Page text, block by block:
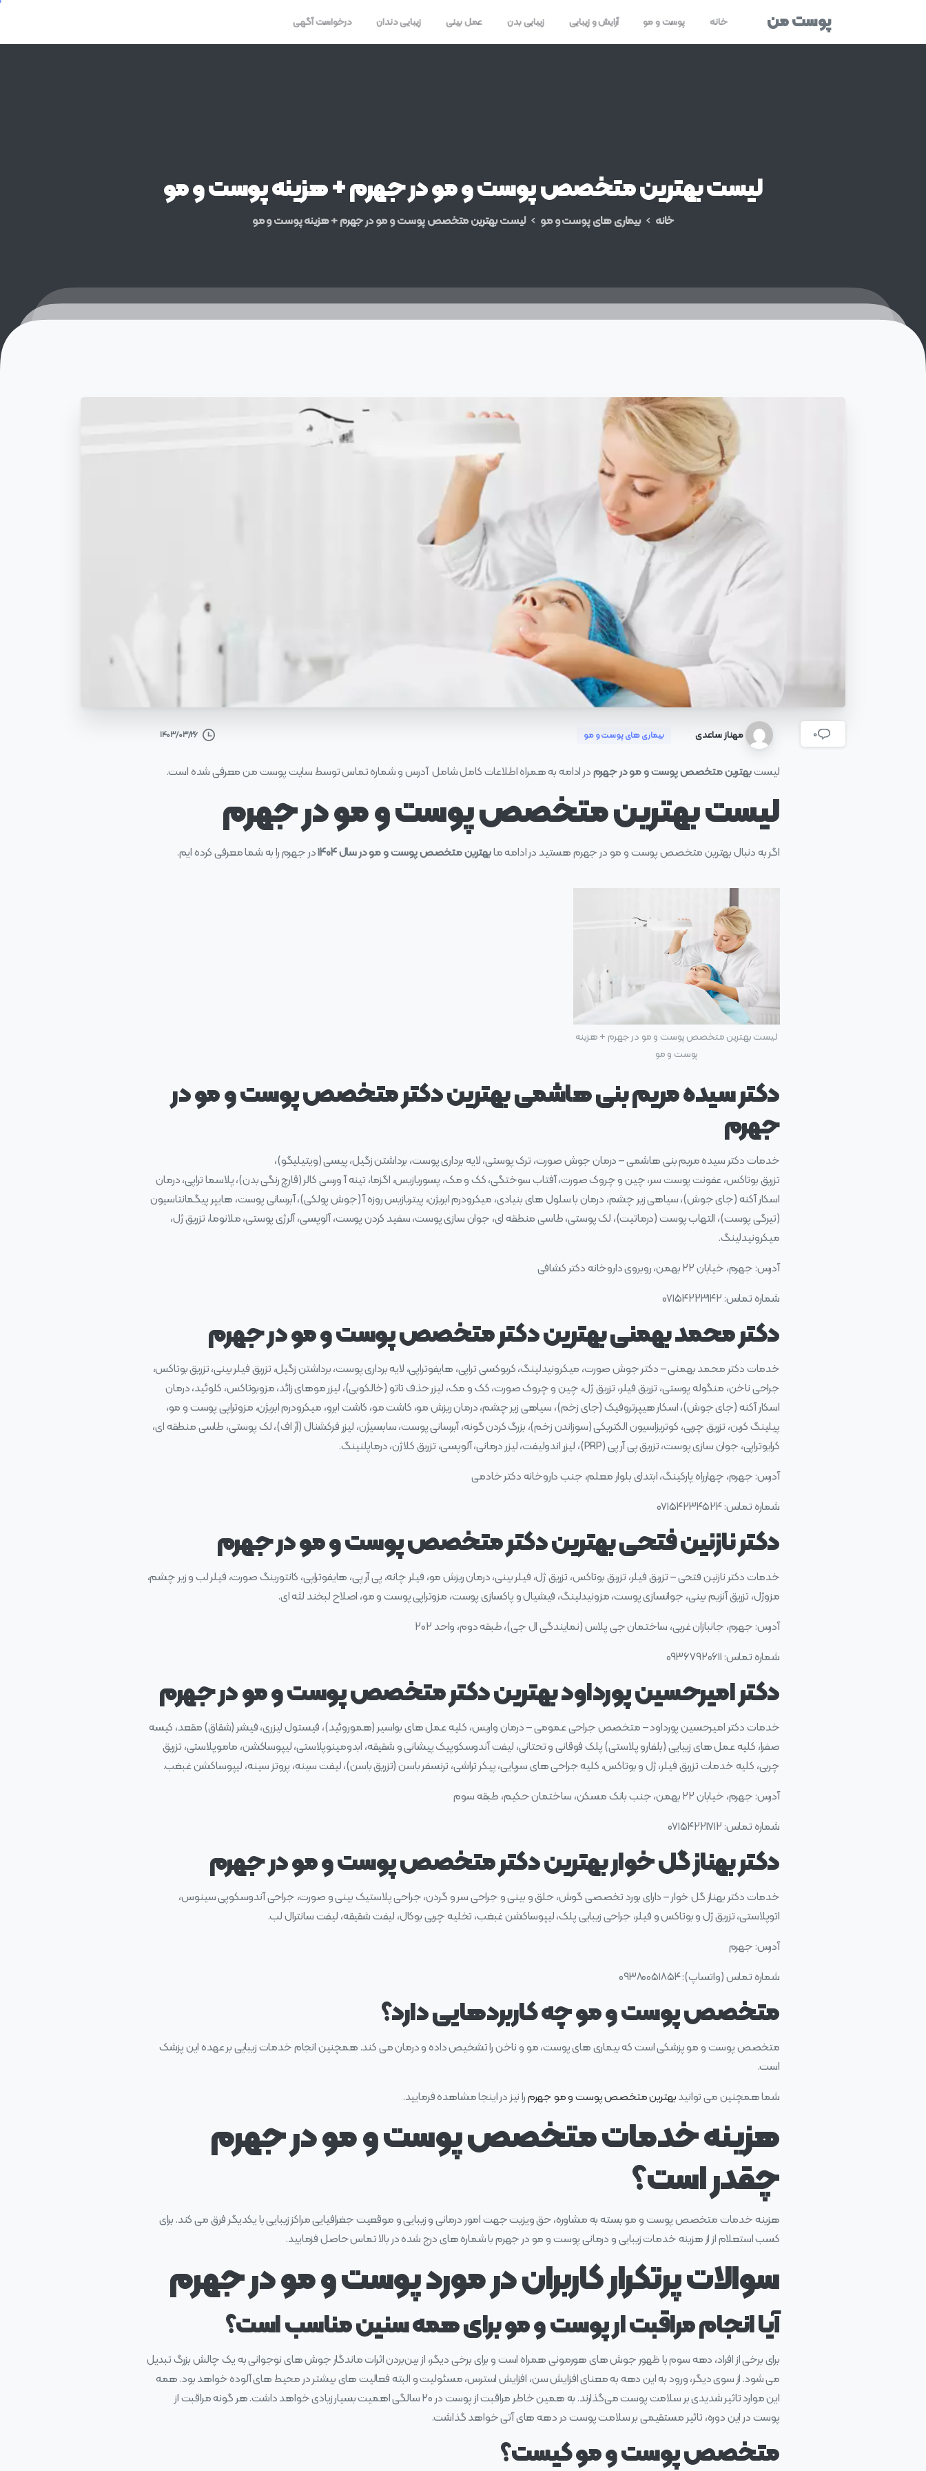
پوست من خانه پوست و مو آرایش و زیبایی زیبایی بدن عمل بینی زیبایی دندان درخواست آگهی
لیستبهترینمتخصصپوستومودرجهرم+هزینهپوستومو
خانه بیماری های پوست و مو لیست بهترین متخصص پوست و مو در جهرم + هزینه پوست و مو
0 مهناز ساعدی بیماری های پوست و مو ۱۴۰۳/۰۳/۲۶
لیستبهترین متخصص پوست و مو در جهرمدر ادامه به همراه اطلاعات کامل شامل آدرس و شماره تماس توسط سایت پوست من معرفی شده است.
لیست بهترین متخصص پوست و مو در جهرم
اگر به دنبال بهترین متخصص پوست و مو در جهرم هستید در ادامه مابهترینمتخصص پوست و مو در سال ۱۴۰۴ در جهرم را به شما معرفی کرده ایم.
لیست بهترین متخصص پوست و مو در جهرم + هزینه
پوست و مو
دکتر سیده مریم بنی هاشمی بهترین دکتر متخصص پوست و مو در
جهرم
خدمات دکتر سیده مریم بنی هاشمی – درمان جوش صورت، ترک پوستی، لایه برداری پوست، برداشتن زگیل، پیسی (ویتیلیگو)،
تزریق بوتاکس، عفونت پوست سر، چین و چروک صورت، آفتاب سوختگی، کک و مک، پسوریازیس، اگزما، تینه آ ورسی کالر (قارچ رنگی بدن)، پلاسما تراپی، درمان
اسکار آکنه (جای جوش)، سیاهی زیر چشم، درمان با سلول های بنیادی، میکرودرم ابریژن، پیتریازیس روزه آ (جوش پولکی)، آبرسانی پوست، هایپر پیگمانتاسیون
(تیرگی پوست)، التهاب پوست (درماتیت)، لک پوستی، طاسی منطقه ای، جوان سازی پوست، سفید کردن پوست، آلوپسی، آلرژی پوستی، ملانوما، تزریق ژل،
میکرونیدلینگ.
آدرس: جهرم، خیابان ۲۲ بهمن، روبروی داروخانه دکتر کشافی
شماره تماس: ۰۷۱۵۴۲۲۳۱۴۲
دکتر محمد بهمنی بهترین دکتر متخصص پوست و مو در جهرم
خدمات دکتر محمد بهمنی – دکتر جوش صورت، میکرونیدلینگ، کربوکسی تراپی، هایفوتراپی، لایه برداری پوست، برداشتن زگیل، تزریق فیلر بینی، تزریق بوتاکس،
جراحی ناخن، منگوله پوستی، تزریق فیلر، تزریق ژل، چین و چروک صورت، کک و مک، لیزر حذف تاتو (خالکوبی)، لیزر موهای زائد، مزوبوتاکس، کلوئید، درمان
اسکار آکنه (جای جوش)، اسکار هیپرتروفیک (جای زخم)، سیاهی زیر چشم، درمان ریزش مو، کاشت مو، کاشت ابرو، میکرودرم ابریژن، مزوتراپی پوست و مو،
پیلینگ کربن، تزریق چربی، کوتریزاسیون الکتریکی (سوزاندن زخم)، بزرگ کردن گونه، آبرسانی پوست، سابسیژن، لیزر فرکشنال (آر اف)، لک پوستی، طاسی منطقه ای،
کرایوتراپی، جوان سازی پوست، تزریق پی آر پی (PRP)، لیزر اندولیفت، لیزر درمانی، آلوپسی، تزریق کلاژن، درماپلنینگ.
آدرس: جهرم، چهارراه پارکینگ، ابتدای بلوار معلم، جنب داروخانه دکتر خادمی
شماره تماس: ۰۷۱۵۴۲۳۴۵۲۴
دکتر نازنین فتحی بهترین دکتر متخصص پوست و مو در جهرم
خدمات دکتر نازنین فتحی – تزریق فیلر، تزریق بوتاکس، تزریق ژل، فیلر بینی، درمان ریزش مو، فیلر چانه، پی آر پی، هایفوتراپی، کانتورینگ صورت، فیلر لب و زیر چشم،
مزوژل، تزریق آنزیم بینی، جوانسازی پوست، مزونیدلینگ، فیشیال و پاکسازی پوست، مزوتراپی پوست و مو، اصلاح لبخند لثه ای.
آدرس: جهرم، جانبازان غربی، ساختمان جی پلاس (نمایندگی ال جی)، طبقه دوم، واحد ۲۰۲
شماره تماس: ۰۹۳۶۷۹۲۰۶۱۱
دکتر امیرحسین پورداود بهترین دکتر متخصص پوست و مو در جهرم
خدمات دکتر امیرحسین پورداود – متخصص جراحی عمومی – درمان واریس، کلیه عمل های بواسیر (هموروئید)، فیستول لیزری، فیشر (شقاق) مقعد، کیسه
صفرا، کلیه عمل های زیبایی (بلفارو پلاستی) پلک فوقانی و تحتانی، لیفت آندوسکوپیک پیشانی و شقیقه، ابدومینوپلاستی، لیپوساکشن، ماموپلاستی، تزریق
چربی، کلیه خدمات تزریق فیلر، ژل و بوتاکس، کلیه جراحی های سرپایی، پیکر تراشی، ترنسفر باسن (تزریق باسن)، لیفت سینه، پروتز سینه، لیپوساکشن غبغب.
آدرس: جهرم، خیابان ۲۲ بهمن، جنب بانک مسکن، ساختمان حکیم، طبقه سوم
شماره تماس: ۰۷۱۵۴۲۲۱۷۱۲
دکتر بهناز گل خوار بهترین دکتر متخصص پوست و مو در جهرم
خدمات دکتر بهناز گل خوار – دارای بورد تخصصی گوش، حلق و بینی و جراحی سر و گردن، جراحی پلاستیک بینی و صورت، جراحی آندوسکوپی سینوس،
اتوپلاستی، تزریق ژل و بوتاکس و فیلر، جراحی زیبایی پلک، لیپوساکشن غبغب، تخلیه چربی بوکال، لیفت شقیقه، لیفت سانترال لب.
آدرس: جهرم
شماره تماس (واتساپ): ۰۹۳۸۰۰۵۱۸۵۴
متخصص پوست و مو چه کاربردهایی دارد؟
متخصص پوست و مو پزشکی است که بیماری‌ های پوست، مو و ناخن را تشخیص داده و درمان می‌ کند. همچنین انجام خدمات زیبایی بر عهده این پزشک
است.
شما همچنین می توانیدبهترین متخصص پوست و مو جهرمرا نیز در اینجا مشاهده فرمایید.
هزینه خدمات متخصص پوست و مو در جهرم
چقدر است؟
هزینه خدمات متخصص پوست و مو بسته به مشاوره، حق ویزیت جهت امور درمانی و زیبایی و موقعیت جغرافیایی مراکز زیبایی با یکدیگر فرق می کند. برای
کسب استعلام از از هزینه خدمات زیبایی و درمانی پوست و مو در جهرم با شماره های درج شده در بالا تماس حاصل فزمایید.
سوالات پرتکرار کاربران در مورد پوست و مو در جهرم
آیا انجام مراقبت ار پوست و مو برای همه سنین مناسب است؟
برای برخی از افراد، دهه سوم با ظهور جوش‌ های هورمونی همراه است و برای برخی دیگر، از بین‌بردن اثرات ماندگار جوش‌ های نوجوانی به یک چالش بزرگ تبدیل
می‌ شود. از سوی دیگر، ورود به این دهه به‌ معنای افزایش سن، افزایش استرس، مسئولیت و البته فعالیت‌ های بیشتر در محیط‌ های آلوده خواهد بود. همه
این موارد تاثیر شدیدی بر سلامت پوست می‌گذارند. به همین خاطر مراقبت از پوست در ۲۰ سالگی اهمیت بسیار زیادی خواهد داشت. هر گونه مراقبت از
پوست در این دوره، تاثیر مستقیمی بر سلامت پوست در دهه‌ های آتی خواهد گذاشت.
متخصص پوست و مو کیست؟